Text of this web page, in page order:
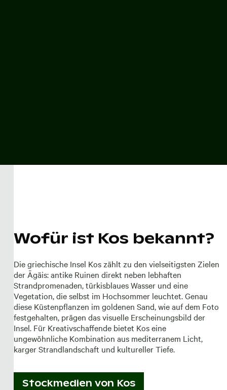
Wofür ist Kos bekannt?
Die griechische Insel Kos zählt zu den vielseitigsten Zielen
der Ägäis: antike Ruinen direkt neben lebhaften
Strandpromenaden, türkisblaues Wasser und eine
Vegetation, die selbst im Hochsommer leuchtet. Genau
diese Küstenpflanzen im goldenen Sand, wie auf dem Foto
festgehalten, prägen das visuelle Erscheinungsbild der
Insel. Für Kreativschaffende bietet Kos eine
ungewöhnliche Kombination aus mediterranem Licht,
karger Strandlandschaft und kultureller Tiefe.
Stockmedien von Kos